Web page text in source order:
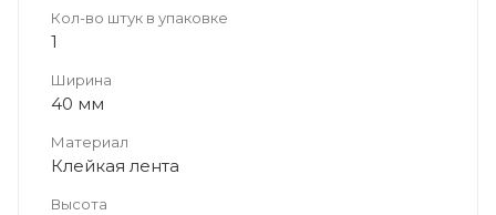
Кол-во штук в упаковке
1
Ширина
40 мм
Материал
Клейкая лента
Высота